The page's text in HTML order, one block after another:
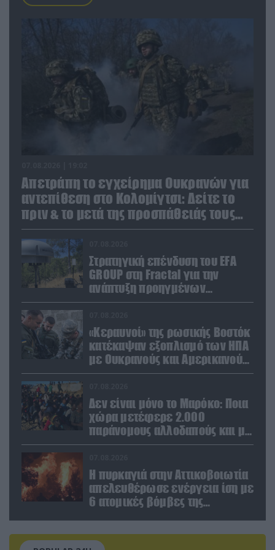
Απετράπη το εγχείρημα Ουκρανών για
αντεπίθεση στο Κολομίγτσι: Δείτε το
πριν & το μετά της προσπάθειάς τους
(βίντεο)
Στρατηγική επένδυση του EFA
GROUP στη Fractal για την
ανάπτυξη προηγμένων
αμυντικών τεχνολογιών σε
«Κεραυνοί» της ρωσικής Βοστόκ
κατέκαψαν εξοπλισμό των ΗΠΑ
με Ουκρανούς και Αμερικανούς
μισθοφόρους – Δείτε βίντεο
Δεν είναι μόνο το Μαρόκο: Ποια
χώρα μετέφερε 2.000
παράνομους αλλοδαπούς και με
ναρκωτικά στην Ισπανία
Η πυρκαγιά στην Αττικοβοιωτία
απελευθέρωσε ενέργεια ίση με
6 ατομικές βόμβες της